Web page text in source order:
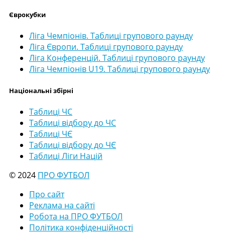
Єврокубки
Ліга Чемпіонів. Таблиці групового раунду
Ліга Європи. Таблиці групового раунду
Ліга Конференцій. Таблиці групового раунду
Ліга Чемпіонів U19. Таблиці групового раунду
Національні збірні
Таблиці ЧС
Таблиці відбору до ЧС
Таблиці ЧЄ
Таблиці відбору до ЧЄ
Таблиці Ліги Націй
© 2024 ПРО ФУТБОЛ
Про сайт
Реклама на сайті
Робота на ПРО ФУТБОЛ
Політика конфіденційності